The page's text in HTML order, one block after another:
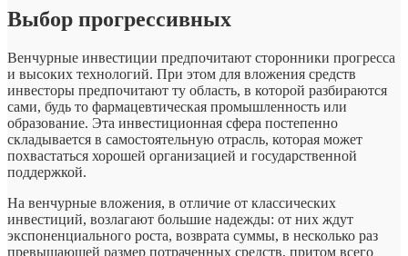
Выбор прогрессивных
Венчурные инвестиции предпочитают сторонники прогресса
и высоких технологий. При этом для вложения средств
инвесторы предпочитают ту область, в которой разбираются
сами, будь то фармацевтическая промышленность или
образование. Эта инвестиционная сфера постепенно
складывается в самостоятельную отрасль, которая может
похвастаться хорошей организацией и государственной
поддержкой.
На венчурные вложения, в отличие от классических
инвестиций, возлагают большие надежды: от них ждут
экспоненциального роста, возврата суммы, в несколько раз
превышающей размер потраченных средств, притом всего